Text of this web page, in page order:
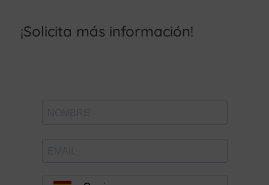
¡Solicita más información!